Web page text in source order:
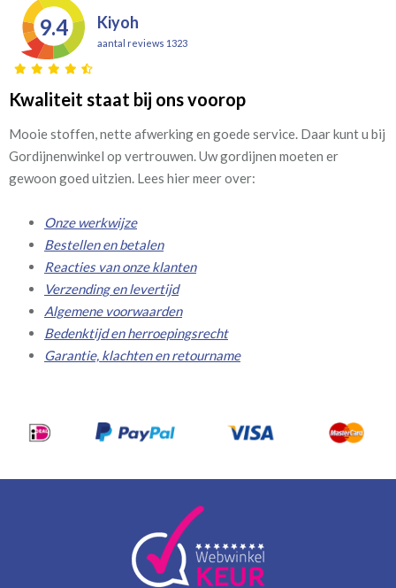
9.4 Kiyoh
aantal reviews 1323
Kwaliteit staat bij ons voorop
Mooie stoffen, nette afwerking en goede service. Daar kunt u bij
Gordijnenwinkel op vertrouwen. Uw gordijnen moeten er
gewoon goed uitzien. Lees hier meer over:
Onze werkwijze
Bestellen en betalen
Reacties van onze klanten
Verzending en levertijd
Algemene voorwaarden
Bedenktijd en herroepingsrecht
Garantie, klachten en retourname